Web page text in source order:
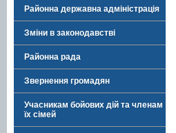
Районна державна адміністрація
Зміни в законодавстві
Районна рада
Звернення громадян
Учасникам бойових дій та членам
їх сімей